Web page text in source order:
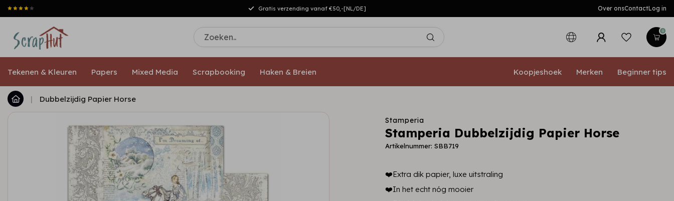
Gratis verzending vanaf €50,-[NL/DE] Over onsContactLog in
0
Tekenen & Kleuren Papers Mixed Media Scrapbooking Haken & Breien Koopjeshoek Merken Beginner tips
| Dubbelzijdig Papier Horse
Stamperia
Stamperia Dubbelzijdig Papier Horse
Artikelnummer: SBB719
❤️Extra dik papier, luxe uitstraling
❤️In het echt nóg mooier